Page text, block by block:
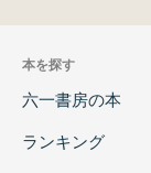
本を探す
六一書房の本
ランキング